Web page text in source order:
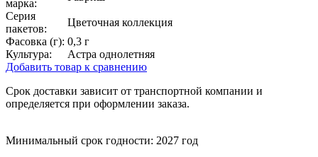
марка:
Серия
пакетов:
Цветочная коллекция
Фасовка (г): 0,3 г
Культура:
Астра однолетняя
Добавить товар к сравнению
Срок доставки зависит от транспортной компании и
определяется при оформлении заказа.
Минимальный срок годности: 2027 год